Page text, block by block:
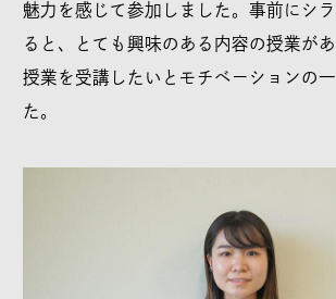
魅力を感じて参加しました。事前にシ
ると、とても興味のある内容の授業が
授業を受講したいとモチベーションの
た。